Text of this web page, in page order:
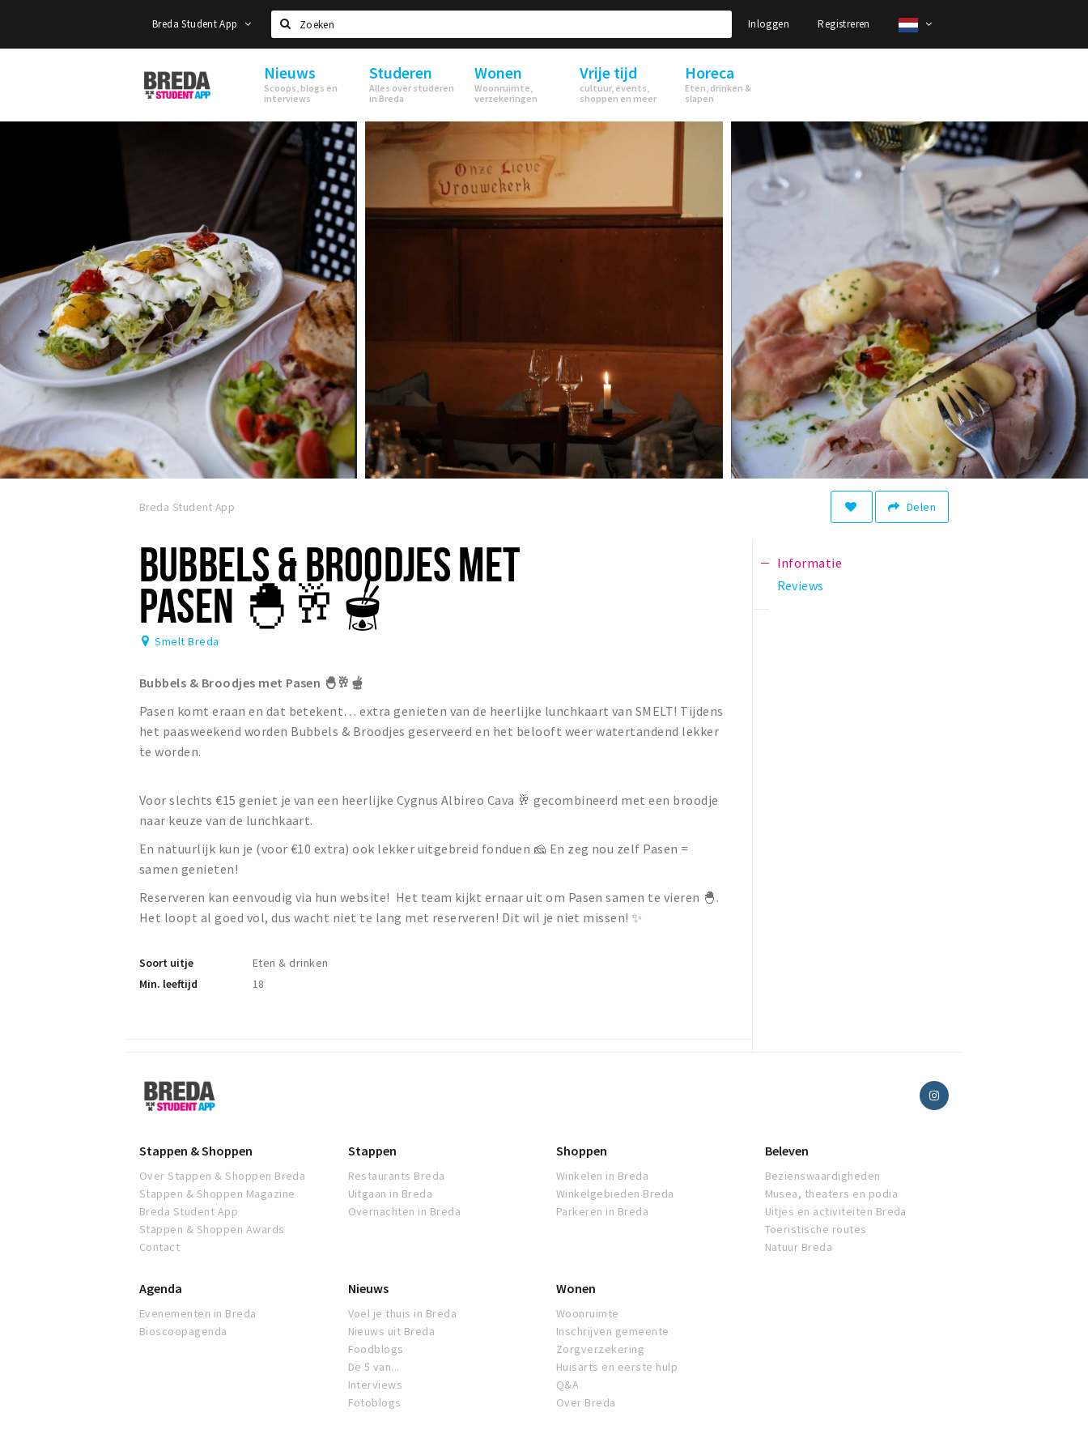
Breda Student App
Zoeken
Inloggen Registreren
Breda
Student
Nieuws
Scoops, blogs en
interviews
Studeren
Alles over studeren
in Breda
Wonen
Woonruimte,
verzekeringen
Vrije tijd
cultuur, events,
shoppen en meer
Horeca
Eten, drinken &
slapen
Breda Student App Delen
BUBBELS & BROODJES MET
PASEN 🐣🥂🫕
Smelt Breda
Bubbels & Broodjes met Pasen 🐣🥂🫕
Pasen komt eraan en dat betekent… extra genieten van de heerlijke lunchkaart van SMELT! Tijdens
het paasweekend worden Bubbels & Broodjes geserveerd en het belooft weer watertandend lekker
te worden.
Voor slechts €15 geniet je van een heerlijke Cygnus Albireo Cava 🥂 gecombineerd met een broodje
naar keuze van de lunchkaart.
En natuurlijk kun je (voor €10 extra) ook lekker uitgebreid fonduen 🧀 En zeg nou zelf Pasen =
samen genieten!
Reserveren kan eenvoudig via hun website! Het team kijkt ernaar uit om Pasen samen te vieren 🐣.
Het loopt al goed vol, dus wacht niet te lang met reserveren! Dit wil je niet missen! ✨
Soort uitje
Eten & drinken
Min. leeftijd
18
Informatie
Reviews
Breda
Student
App
Stappen & Shoppen
Over Stappen & Shoppen Breda
Stappen & Shoppen Magazine
Breda Student App
Stappen & Shoppen Awards
Contact
Stappen
Restaurants Breda
Uitgaan in Breda
Overnachten in Breda
Shoppen
Winkelen in Breda
Winkelgebieden Breda
Parkeren in Breda
Beleven
Bezienswaardigheden
Musea, theaters en podia
Uitjes en activiteiten Breda
Toeristische routes
Natuur Breda
Agenda
Evenementen in Breda
Bioscoopagenda
Nieuws
Voel je thuis in Breda
Nieuws uit Breda
Foodblogs
De 5 van...
Interviews
Fotoblogs
Wonen
Woonruimte
Inschrijven gemeente
Zorgverzekering
Huisarts en eerste hulp
Q&A
Over Breda